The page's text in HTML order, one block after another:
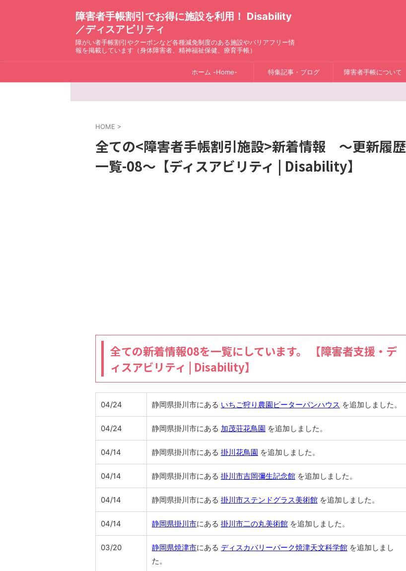
障害者手帳割引でお得に施設を利用！ Disability
／ディスアビリティ
障がい者手帳割引やクーポンなど各種減免制度のある施設やバリアフリー情
報を掲載しています（身体障害者、精神福祉保健、療育手帳）
ホーム -Home- 特集記事・ブログ 障害者手帳について
HOME >
全ての<障害者手帳割引施設>新着情報 ～更新履歴
一覧-08～【ディスアビリティ | Disability】
全ての新着情報08を一覧にしています。 【障害者支援・デ
ィスアビリティ | Disability】
04/24 静岡県掛川市にある いちご狩り農園ピーターパンハウス を追加しました。
04/24 静岡県掛川市にある 加茂荘花鳥園 を追加しました。
04/14 静岡県掛川市にある 掛川花鳥園 を追加しました。
04/14 静岡県掛川市にある 掛川市吉岡彌生記念館 を追加しました。
04/14 静岡県掛川市にある 掛川市ステンドグラス美術館 を追加しました。
04/14 静岡県掛川市にある 掛川市二の丸美術館 を追加しました。
03/20 静岡県焼津市にある ディスカバリーパーク焼津天文科学館 を追加しまし
た。